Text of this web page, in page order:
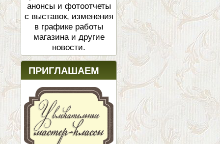
анонсы и фотоотчеты
с выставок, изменения
в графике работы
магазина и другие
новости.
ПРИГЛАШАЕМ